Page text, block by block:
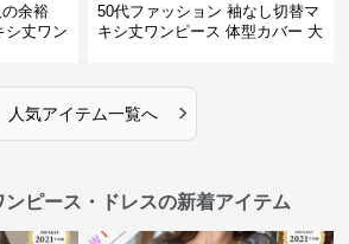
余裕
シ丈ワン
50代ファッション 袖なし切替マ
キシ丈ワンピース 体型カバー 大
人気アイテム一覧へ ›
ピース・ドレスの新着アイテム